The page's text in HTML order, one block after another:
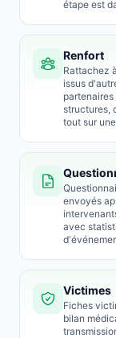
étape est
Renfort
Rattachez
issus
structures,
tout sur
envoyés
avec
Victimes
Fiches
bilan